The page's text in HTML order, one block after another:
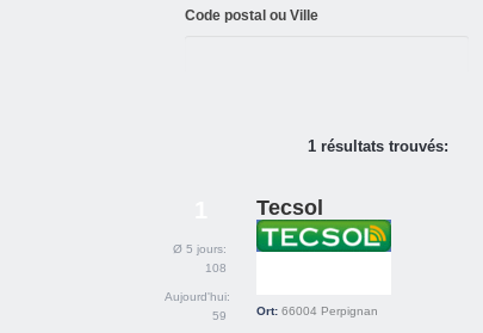
Code postal ou Ville
1 résultats trouvés:
Ø 5 jours:
108
Aujourd'hui:
59
Tecsol
Ort: 66004 Perpignan